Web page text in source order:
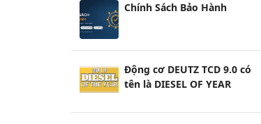
Chính Sách Bảo Hành
Động cơ DEUTZ TCD 9.0 có
tên là DIESEL OF YEAR